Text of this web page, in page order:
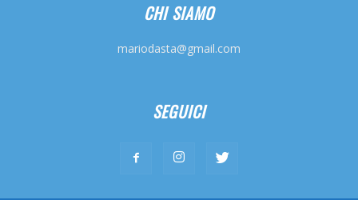
CHI SIAMO
mariodasta@gmail.com
SEGUICI